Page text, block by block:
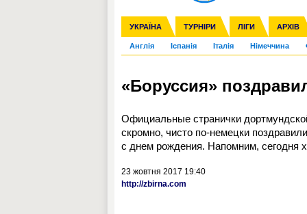
УКРАЇНА ТУРНІРИ ЛІГИ АРХІВ
Збірна Прем'єр-ліга Перша ліга
Ліга чемпіонів Ліга Європи Міжнародні
Англія Іспанія Італія Німеччина
ЧС-2014 ЄВРО-2016 Росія Кубок
Гарячі теми УПЛ, 2-й тур ВІЙНА
«Боруссия»
Официальные странички
скромно, чисто по-немецки
с днем рождения. Напомним, сегодня
23 жовтня 2017 19:40
http://zbirna.com